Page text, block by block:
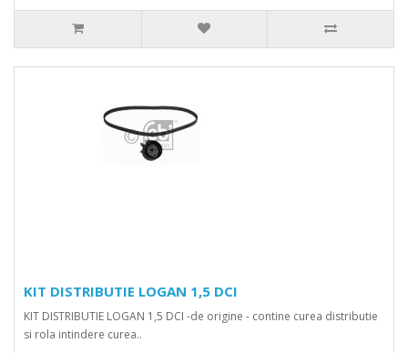
KIT DISTRIBUTIE LOGAN 1,5 DCI
KIT DISTRIBUTIE LOGAN 1,5 DCI -de origine - contine curea distributie
si rola intindere curea..